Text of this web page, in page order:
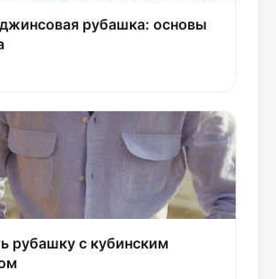
рубашка: основы
рубашку с кубинским